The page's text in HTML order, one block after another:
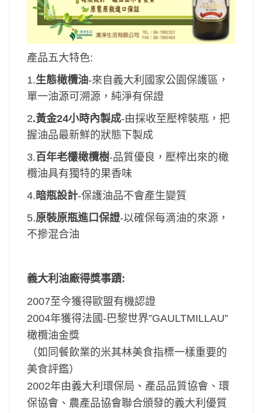
產品五大特色:
1.生態橄欖油-來自義大利國家公園保護區，
單一油源可溯源，純淨有保證
2.黃金24小時內製成-由採收至壓榨裝瓶，把
握油品最新鮮的狀態下製成
3.百年老欉橄欖樹-品質優良，壓榨出來的橄
欖油具有獨特的果香味
4. 暗瓶設計-保護油品不會產生變質
5.原裝原瓶進口保證-以確保每滴油的來源，
不摻混合油
義大利油廠得獎事蹟:
2007至今獲得歐盟有機認證
2004年獲得法國-巴黎世界”GAULTMILLAU”
橄欖油金獎
（如同餐飲業的米其林美食指標一樣重要的
美食評鑑）
2002年由義大利環保局、產品品質協會、環
保協會、農產品協會聯合頒發的義大利優質